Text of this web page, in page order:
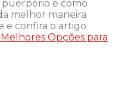
e como
melhor maneira
e confira o artigo
Opções para